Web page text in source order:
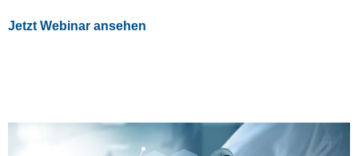
Jetzt Webinar ansehen